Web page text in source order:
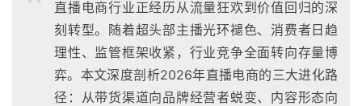
直播电商行业正经历从流量狂欢到价值回归的深
刻转型。随着超头部主播光环褪色、消费者日趋
理性、监管框架收紧，行业竞争全面转向存量博
弈。本文深度剖析2026年直播电商的三大进化路
径：从带货渠道向品牌经营者蜕变、内容形态向